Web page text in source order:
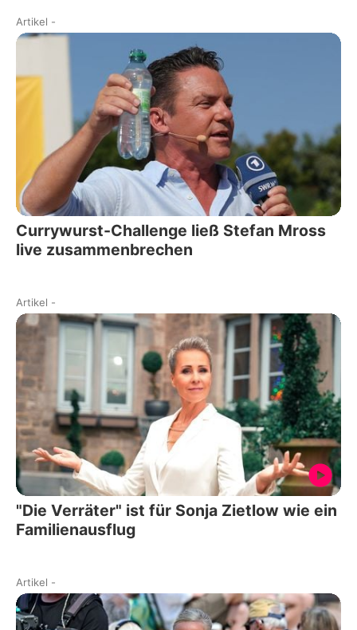
Artikel -
Currywurst-Challenge ließ Stefan Mross
live zusammenbrechen
Artikel -
"Die Verräter" ist für Sonja Zietlow wie ein
Familienausflug
Artikel -